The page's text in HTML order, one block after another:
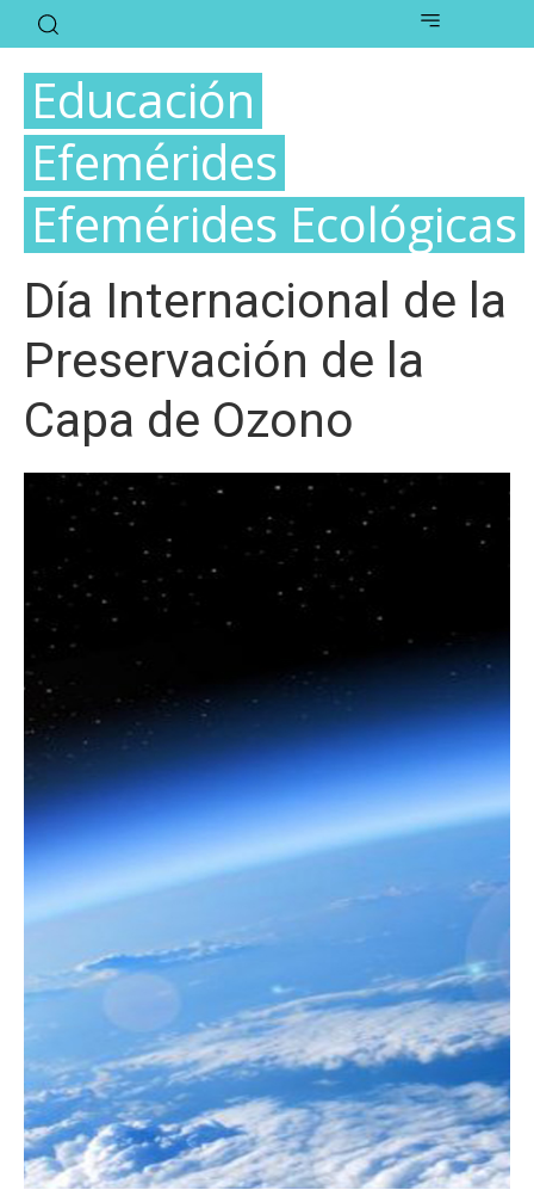
Educación
Efemérides
Efemérides Ecológicas
Día Internacional de la
Preservación de la
Capa de Ozono